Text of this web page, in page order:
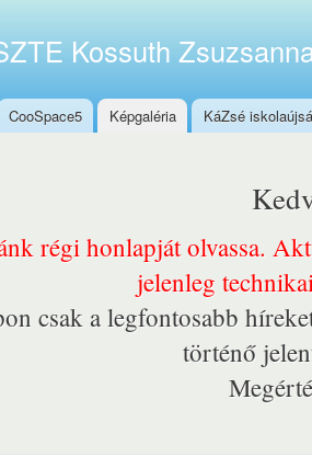
Kossuth
CooSpace5 Képgaléria KáZsé
régi honlapját olvassa.
jelenleg
csak a legfontosabb
történő